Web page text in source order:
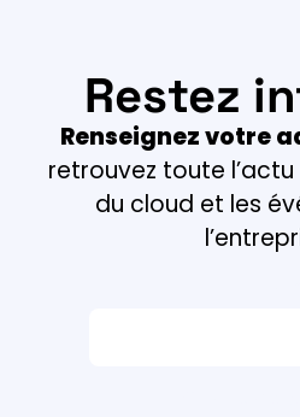
Restez
Renseignez votre
retrouvez toute
du cloud et les